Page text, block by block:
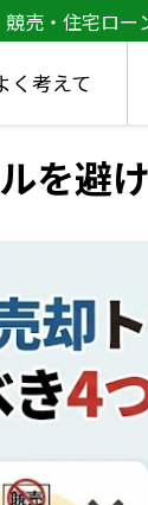
売・住宅ロー
く考えて
を避